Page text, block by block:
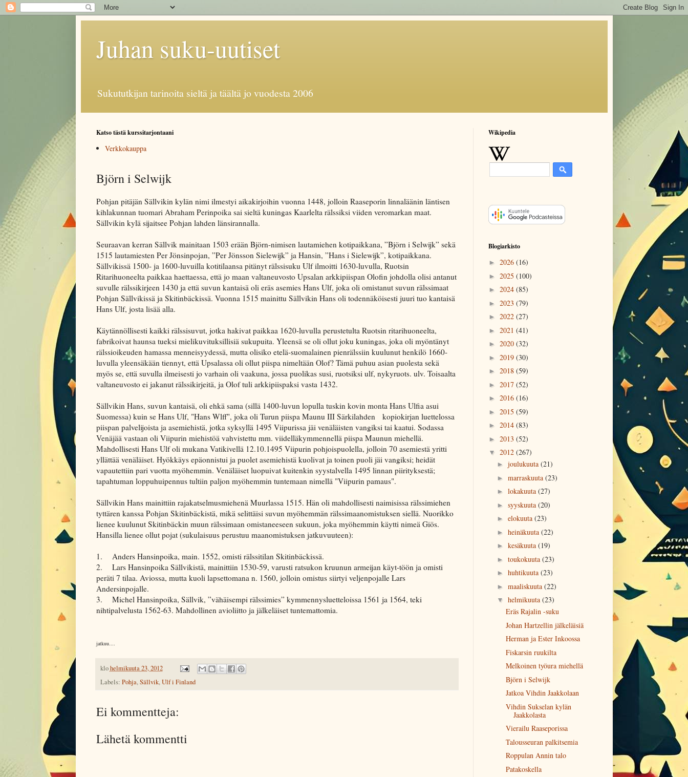
Juhan suku-uutiset
Sukututkijan tarinoita sieltä ja täältä jo vuodesta 2006
Katso tästä kurssitarjontaani
Verkkokauppa
Björn i Selwijk
Pohjan pitäjän Sällvikin kylän nimi ilmestyi aikakirjoihin vuonna 1448, jolloin Raaseporin linnaläänin läntisen
kihlakunnan tuomari Abraham Perinpoika sai sieltä kuningas Kaarlelta rälssiksi viiden veromarkan maat.
Sällvikin kylä sijaitsee Pohjan lahden länsirannalla.
Seuraavan kerran Sällvik mainitaan 1503 erään Björn-nimisen lautamiehen kotipaikkana, ”Björn i Selwijk” sekä
1515 lautamiesten Per Jönsinpojan, ”Per Jönsson Sielewijk” ja Hansin, ”Hans i Sielewijk”, kotipaikkana.
Sällvikissä 1500- ja 1600-luvuilla kotitilaansa pitänyt rälssisuku Ulf ilmoitti 1630-luvulla, Ruotsin
Ritarihuoneelta paikkaa haettaessa, että jo maan valtaneuvosto Upsalan arkkipiispan Olofin johdolla olisi antanut
suvulle rälssikirjeen 1430 ja että suvun kantaisä oli eräs asemies Hans Ulf, joka oli omistanut suvun rälssimaat
Pohjan Sällvikissä ja Skitinbäckissä. Vuonna 1515 mainittu Sällvikin Hans oli todennäköisesti juuri tuo kantaisä
Hans Ulf, josta lisää alla.
Käytännöllisesti kaikki rälssisuvut, jotka hakivat paikkaa 1620-luvulla perustetulta Ruotsin ritarihuoneelta,
fabrikoivat haunsa tueksi mielikuvituksillisiä sukupuita. Yleensä se oli ollut joku kuningas, joka oli myöntänyt
rälssioikeuden hamassa menneisyydessä, mutta olisiko etelä-suomalainen pienrälssiin kuulunut henkilö 1660-
luvulla yleensäkään tiennyt, että Upsalassa oli ollut piispa nimeltään Olof? Tämä puhuu asian puolesta sekä
myös se, että suvulla ilmeisesti jo varhain oli vaakuna, jossa puolikas susi, ruotsiksi ulf, nykyruots. ulv. Toisaalta
valtaneuvosto ei jakanut rälssikirjeitä, ja Olof tuli arkkipiispaksi vasta 1432.
Sällvikin Hans, suvun kantaisä, oli ehkä sama (sillä 1400-luvun lopulla tuskin kovin monta Hans Ulfia asui
Suomessa) kuin se Hans Ulf, "Hans Wlff", joka oli Turun piispa Maunu III Särkilahden kopiokirjan luettelossa
piispan palvelijoista ja asemiehistä, jotka syksyllä 1495 Viipurissa jäi venäläisten vangiksi tai kaatui. Sodassa
Venäjää vastaan oli Viipurin miehistöä vahvistettu mm. viidelläkymmennellä piispa Maunun miehellä.
Mahdollisesti Hans Ulf oli mukana Vatikivellä 12.10.1495 Viipurin pohjoispuolella, jolloin 70 asemiestä yritti
yllättää venäläiset. Hyökkäys epäonnistui ja puolet asemiehistä kuolivat ja toinen puoli jäi vangiksi; heidät
vapautettiin pari vuotta myöhemmin. Venäläiset luopuivat kuitenkin syystalvella 1495 linnan piirityksestä;
tapahtuman loppuhuipennus tultiin paljon myöhemmin tuntemaan nimellä "Viipurin pamaus".
Sällvikin Hans mainittiin rajakatselmusmiehenä Muurlassa 1515. Hän oli mahdollisesti naimisissa rälssimiehen
tyttären kanssa Pohjan Skitinbäckistä, mikä selittäisi suvun myöhemmän rälssimaanomistuksen siellä. Nuorikko
lienee kuulunut Skitinbäckin muun rälssimaan omistaneeseen sukuun, joka myöhemmin käytti nimeä Giös.
Hansilla lienee ollut pojat (sukulaisuus perustuu maanomistuksen jatkuvuuteen):
1. Anders Hansinpoika, main. 1552, omisti rälssitilan Skitinbäckissä.
2. Lars Hansinpoika Sällvikistä, mainittiin 1530-59, varusti ratsukon kruunun armeijan käyt-töön ja omisti
peräti 7 tilaa. Aviossa, mutta kuoli lapsettomana n. 1560, jolloin omistus siirtyi veljenpojalle Lars
Andersinpojalle.
3. Michel Hansinpoika, Sällvik, ”vähäisempi rälssimies” kymmennysluetteloissa 1561 ja 1564, teki
nihtipalvelusta 1562-63. Mahdollinen avioliitto ja jälkeläiset tuntemattomia.
jatkuu....
klohelmikuuta 23, 2012
Labels: Pohja,Sällvik,Ulf i Finland
Ei kommentteja:
Lähetä kommentti
Wikipedia
Blogiarkisto
► 2026 (16)
► 2025 (100)
► 2024 (85)
► 2023 (79)
► 2022 (27)
► 2021 (41)
► 2020 (32)
► 2019 (30)
► 2018 (59)
► 2017 (52)
► 2016 (16)
► 2015 (59)
► 2014 (83)
► 2013 (52)
▼ 2012 (267)
►joulukuuta(21)
►marraskuuta(23)
►lokakuuta(27)
►syyskuuta(20)
►elokuuta(23)
►heinäkuuta(22)
►kesäkuuta(19)
►toukokuuta(23)
►huhtikuuta(23)
►maaliskuuta(22)
▼helmikuuta(23)
Eräs Rajalin -suku
Johan Hartzellin jälkeläisiä
Herman ja Ester Inkoossa
Fiskarsin ruukilta
Melkoinen työura miehellä
Björn i Selwijk
Jatkoa Vihdin Jaakkolaan
Vihdin Sukselan kylän
Jaakkolasta
Vierailu Raaseporissa
Talousseuran palkitsemia
Roppulan Annin talo
Patakoskella